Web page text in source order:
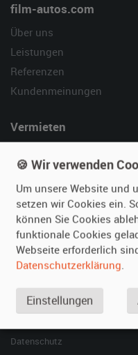
film-autos.com
Über uns
Leistungen
Referenzen
Kundenmeinungen
Vermieten
Fotos senden
Fragen für Vermieter
Inserat verwalten
SPECIAL
Berühmte Filmautos –
Datenschutz
🍪 Wir verwenden
Um unsere Website und
setzen wir Cookies ein.
können Sie Cookies
funktionale Cookies
Webseite erforderlich
Datenschutzerklärung.
Einstellungen